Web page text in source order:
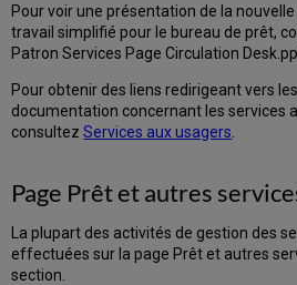
informations
sur
l'utilisateur
Informations
utilisateur
Détails
et
Activités
de
Pour voir une présentation de la
travail simplifié pour le bureau de prêt,
Patron Services Page Circulation
Pour obtenir des liens redirigeant vers
documentation concernant les services
consultezServices aux usagers
Page Prêt et autres
La plupart des activités de gestion des
effectuées sur la page Prêt et autres
section.